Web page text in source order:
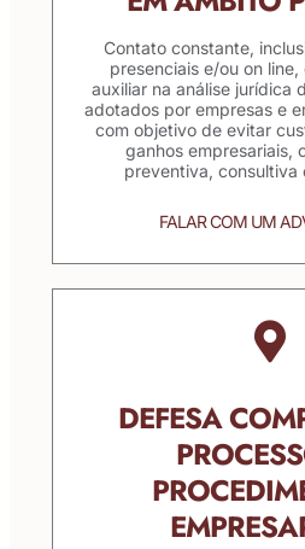
Contato constante,
presenciais e/ou on
auxiliar na análise jurídica
adotados por empresas e
com objetivo de evitar
ganhos empresariais,
preventiva, consultiva
FALAR COM UM
DEFESA